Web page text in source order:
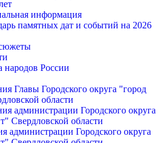
информация
памятных дат и событий на 2026
народов России
Главы Городского округа "город
области
администрации Городского округа
Свердловской области
администрации Городского округа